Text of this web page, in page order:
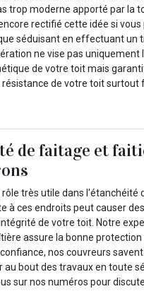
trop moderne apporté par la
rectifié cette idée si
séduisant en effectuant un
ne vise pas uniquement
de votre toit mais
résistance de votre toit surtout
de faitage et
très utile dans l'étanchéité
à ces endroits peut causer des
de votre toit. Notre
assure la bonne protection
nos couvreurs
bout des travaux en toute
sur nos numéros pour